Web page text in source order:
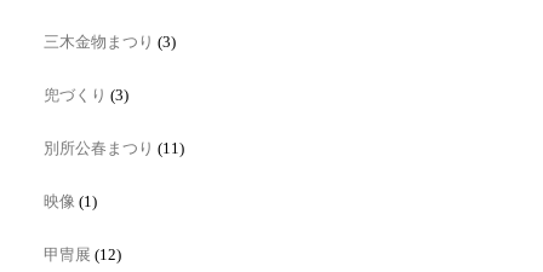
三木金物まつり (3)
兜づくり (3)
別所公春まつり (11)
映像 (1)
甲冑展 (12)